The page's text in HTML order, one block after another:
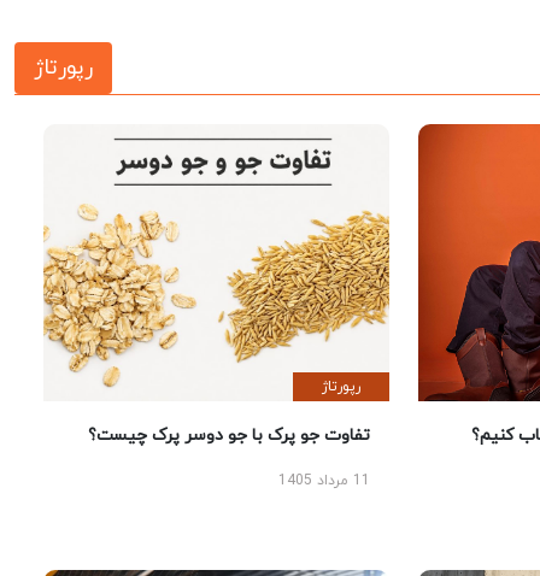
رپورتاژ
کنیم؟
رپورتاژ
تفاوت جو پرک با جو دوسر پرک چیست؟